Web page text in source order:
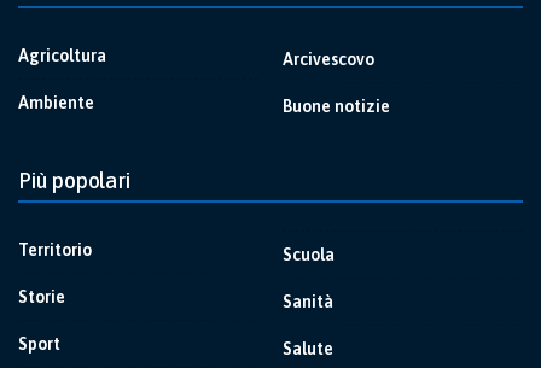
Agricoltura
Ambiente
Arcivescovo
Buone notizie
Più popolari
Territorio
Storie
Sport
Scuola
Sanità
Salute